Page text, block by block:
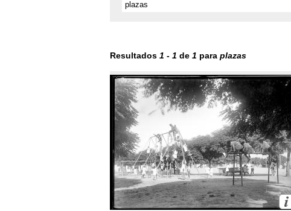
Resultados 1 - 1 de 1 para plazas